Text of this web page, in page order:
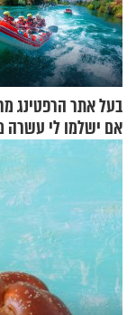
בעל אתר הרפטינג
אם ישלמו לי עשרה
שקלים - לא אפתח